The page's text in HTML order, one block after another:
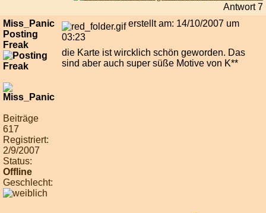
Antwort 7
Miss_Panic
Posting
Freak
Beiträge
617
Registriert:
2/9/2007
Status:
Offline
Geschlecht:
erstellt am: 14/10/2007 um
03:23
die Karte ist wircklich schön geworden. Das
sind aber auch super süße Motive von K**